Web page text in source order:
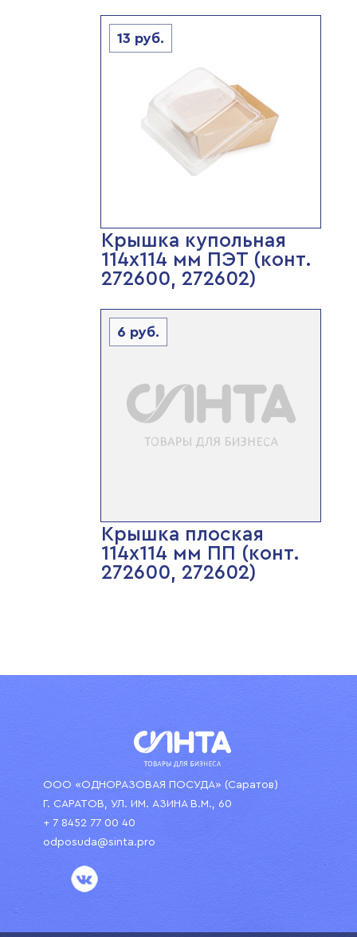
13 руб.
Крышка купольная
114х114 мм ПЭТ (конт.
272600, 272602)
6 руб.
Крышка плоская
114х114 мм ПП (конт.
272600, 272602)
ООО «ОДНОРАЗОВАЯ ПОСУДА» (Саратов)
Г. САРАТОВ, УЛ. ИМ. АЗИНА В.М., 60
+ 7 8452 77 00 40
odposuda@sinta.pro